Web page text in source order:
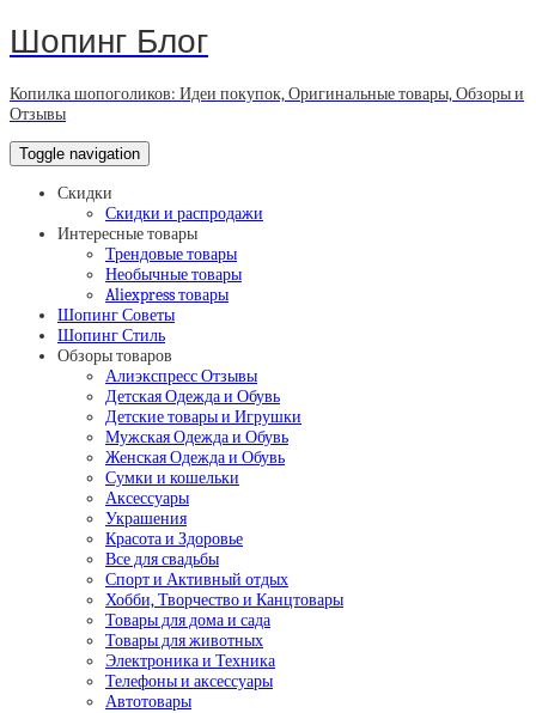
Шопинг Блог
Копилка шопоголиков: Идеи покупок, Оригинальные товары, Обзоры и
Отзывы
Toggle navigation
Скидки
Скидки и распродажи
Интересные товары
Трендовые товары
Необычные товары
Aliexpress товары
Шопинг Советы
Шопинг Стиль
Обзоры товаров
Алиэкспресс Отзывы
Детская Одежда и Обувь
Детские товары и Игрушки
Мужская Одежда и Обувь
Женская Одежда и Обувь
Сумки и кошельки
Аксессуары
Украшения
Красота и Здоровье
Все для свадьбы
Спорт и Активный отдых
Хобби, Творчество и Канцтовары
Товары для дома и сада
Товары для животных
Электроника и Техника
Телефоны и аксессуары
Автотовары